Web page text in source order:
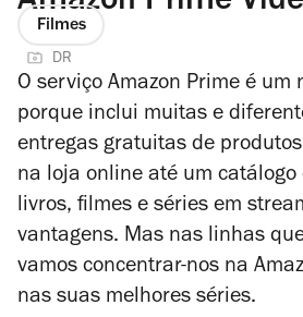
Filmes
DR
O serviço Amazon Prime é um
porque inclui muitas e
entregas gratuitas de
na loja online até um catálogo
livros, filmes e séries em
vantagens. Mas nas linhas
vamos concentrar-nos na
nas suas melhores séries.